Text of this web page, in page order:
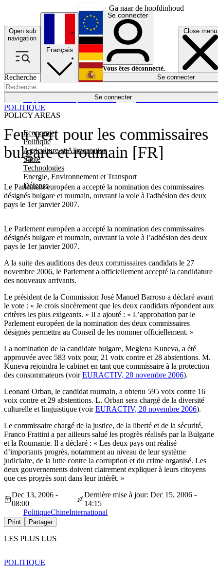
Ga naar de hoofdinhoud
Open sub
navigation
Close menu
Recherche
Se connecter
POLICY AREAS
Economie
Politique
Agriculture et Alimentation
Santé
Technologies
Energie, Environnement et Transport
Défense
Économie
Français
English
Deutsch
Español
Se connecter
Vous êtes déconnecté.
Se connecter
Feu vert pour les commissaires
bulgare et roumain [FR]
Le Parlement européen a accepté la nomination des commissaires
désignés bulgare et roumain, ouvrant la voie à l'adhésion des deux
pays le 1er janvier 2007.
POLITIQUE
Le Parlement européen a accepté la nomination des commissaires
désignés bulgare et roumain, ouvrant la voie à l’adhésion des deux
pays le 1er janvier 2007.
A la suite des auditions des deux commissaires candidats le 27
novembre 2006, le Parlement a officiellement accepté la candidature
des nouveaux arrivants.
Le président de la Commission José Manuel Barroso a déclaré avant
le vote : « Je crois sincèrement que les deux candidats répondent aux
critères les plus exigeants. » Il a ajouté : « L’approbation par le
Parlement européen de la nomination des deux commissaires
désignés permettra au Conseil de les nommer officiellement. »
La nomination de la candidate bulgare, Meglena Kuneva, a été
approuvée avec 583 voix pour, 21 voix contre et 28 abstentions. M.
Kuneva rejoindra le cabinet en tant que commissaire à la protection
des consommateurs (voirEURACTIV, 28 novembre 2006).
Leonard Orban, le candidat roumain, a obtenu 595 voix contre 16
voix contre et 29 abstentions. L. Orban sera chargé de la diversité
culturelle et linguistique (voirEURACTIV, 28 novembre 2006).
Le commissaire chargé de la justice, de la liberté et de la sécurité,
Franco Frattini a par ailleurs salué les progrès réalisés par la Bulgarie
et la Roumanie. Il a déclaré : « Les deux pays ont réalisé
d’importants progrès, notamment au niveau de leur système
judiciaire, de la lutte contre la corruption et du crime organisé. Les
deux gouvernements doivent clairement expliquer à leurs citoyens
que ces progrès sont dans leur intérêt. »
Dec 13, 2006 -
08:00
Dernière mise à jour: Dec 15, 2006 -
14:15
PolitiqueChineInternational
Print Partager
LES PLUS LUS
POLITIQUE